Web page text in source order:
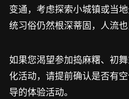
变通，考虑探索小城镇或当
统习俗仍然根深蒂固，人流也
如果您渴望参加捣麻糬、初
化活动，请提前确认是否有
导的体验活动。